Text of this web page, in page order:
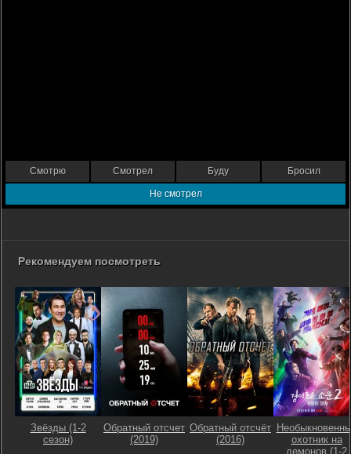
Смотрю Смотрел Буду Бросил
Не смотрел
Рекомендуем посмотреть
Звёзды (1-2
сезон)
Обратный отсчет
(2019)
Обратный отсчёт
(2016)
охотник на
демонов (1-2